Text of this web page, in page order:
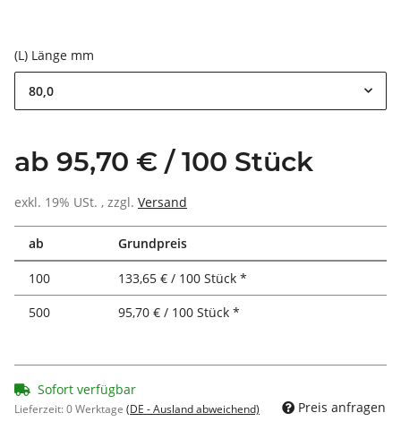
(L) Länge mm
80,0
ab 95,70 € / 100 Stück
exkl. 19% USt. , zzgl. Versand
ab Grundpreis
100
133,65 € / 100 Stück *
500
95,70 € / 100 Stück *
Sofort verfügbar
Lieferzeit:0 Werktage (DE - Ausland abweichend) Preis anfragen